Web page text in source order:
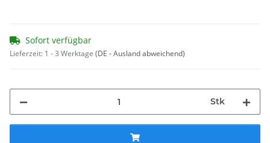
Sofort verfügbar
Lieferzeit: 1 - 3 Werktage (DE - Ausland abweichend)
Stk